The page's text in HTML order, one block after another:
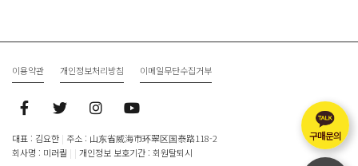
이용약관 개인정보처리방침 이메일무단수집거부
대표 : 김요한 | 주소 : 山东省威海市环翠区国泰路118-2
회사명 : 미러퀄 | | 개인정보 보호기간 : 회원탈퇴시
구매문의